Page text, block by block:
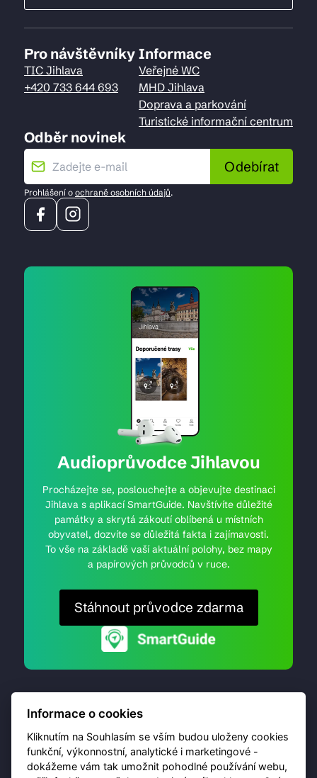
Pro návštěvníky
TIC Jihlava
+420 733 644 693
Informace
Veřejné WC
MHD Jihlava
Doprava a parkování
Turistické informační centrum
Odběr novinek
Odebírat
Prohlášení o ochraně osobních údajů.
Audioprůvodce Jihlavou
Procházejte se, poslouchejte a objevujte destinaci
Jihlava s aplikací SmartGuide. Navštívíte důležité
památky a skrytá zákoutí oblíbená u místních
obyvatel, dozvíte se důležitá fakta i zajímavosti.
To vše na základě vaší aktuální polohy, bez mapy
a papírových průvodců v ruce.
Stáhnout průvodce zdarma
Informace o cookies
Kliknutím na Souhlasím se vším budou uloženy cookies
funkční, výkonnostní, analytické i marketingové -
dokážeme vám tak umožnit pohodlné používání webu,